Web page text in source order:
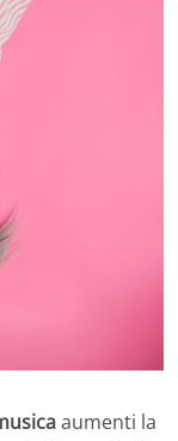
aumenti la